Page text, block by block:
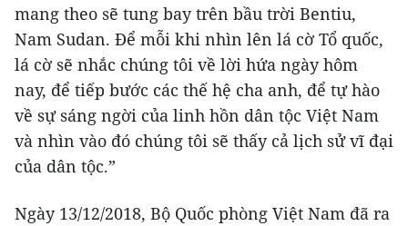
mang theo sẽ tung bay trên bầu trời Bentiu,
Nam Sudan. Để mỗi khi nhìn lên lá cờ Tổ quốc,
lá cờ sẽ nhắc chúng tôi về lời hứa ngày hôm
nay, để tiếp bước các thế hệ cha anh, để tự hào
về sự sáng ngời của linh hồn dân tộc Việt Nam
và nhìn vào đó chúng tôi sẽ thấy cả lịch sử vĩ đại
của dân tộc.”
Ngày 13/12/2018, Bộ Quốc phòng Việt Nam đã ra